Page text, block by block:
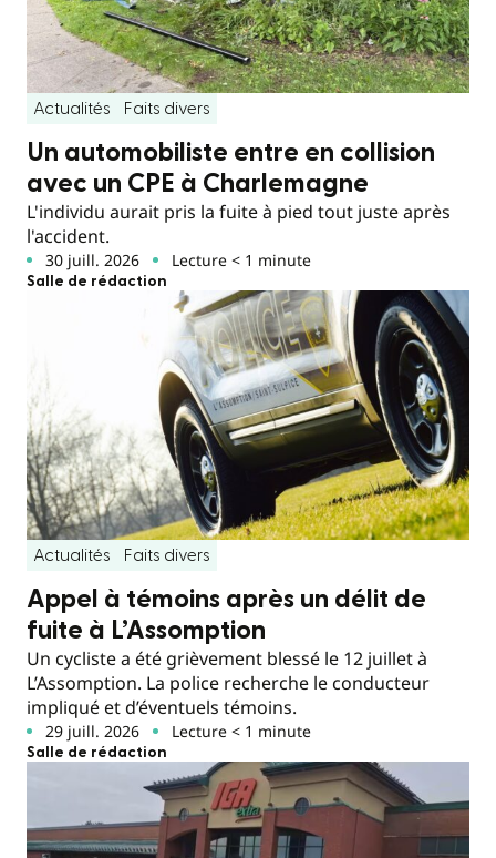
Actualités Faits divers
Un automobiliste entre en collision
avec un CPE à Charlemagne
L'individu aurait pris la fuite à pied tout juste après
l'accident.
30 juill. 2026 Lecture < 1 minute
Salle de rédaction
Actualités Faits divers
Appel à témoins après un délit de
fuite à L’Assomption
Un cycliste a été grièvement blessé le 12 juillet à
L’Assomption. La police recherche le conducteur
impliqué et d’éventuels témoins.
29 juill. 2026 Lecture < 1 minute
Salle de rédaction